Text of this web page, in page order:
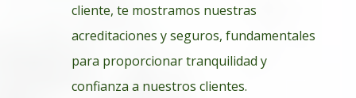
cliente, te mostramos nuestras
acreditaciones y seguros, fundamentales
para proporcionar tranquilidad y
confianza a nuestros clientes.